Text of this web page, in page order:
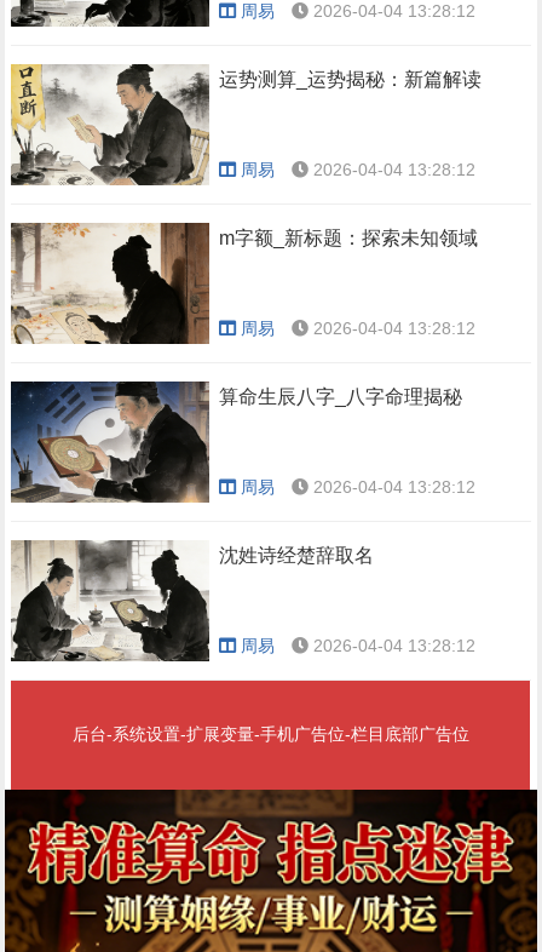
周易 2026-04-04 13:28:12
运势测算_运势揭秘：新篇解读
周易 2026-04-04 13:28:12
m字额_新标题：探索未知领域
周易 2026-04-04 13:28:12
算命生辰八字_八字命理揭秘
周易 2026-04-04 13:28:12
沈姓诗经楚辞取名
周易 2026-04-04 13:28:12
后台-系统设置-扩展变量-手机广告位-栏目底部广告位